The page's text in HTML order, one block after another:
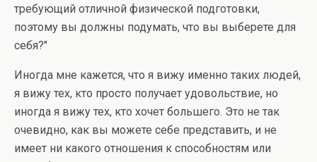
требующий отличной физической подготовки,
поэтому вы должны подумать, что вы выберете для
себя?"
Иногда мне кажется, что я вижу именно таких людей,
я вижу тех, кто просто получает удовольствие, но
иногда я вижу тех, кто хочет большего. Это не так
очевидно, как вы можете себе представить, и не
имеет ни какого отношения к способностям или